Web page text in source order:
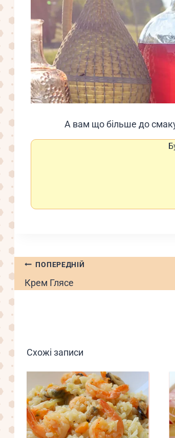
А вам що більше до
Навігація
записів
ПОПЕРЕДНІЙ
Крем Глясе
Схожі записи